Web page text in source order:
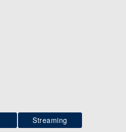
Streaming